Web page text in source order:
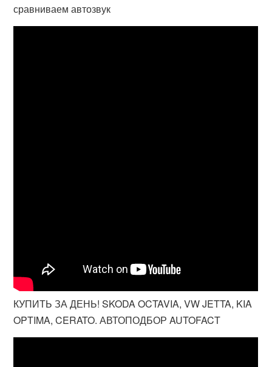
сравниваем автозвук
КУПИТЬ ЗА ДЕНЬ! SKODA OCTAVIA, VW JETTA, KIA
OPTIMA, CERATO. АВТОПОДБОР AUTOFACT